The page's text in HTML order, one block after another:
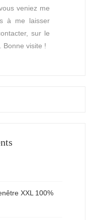
veniez me
à me laisser
sur le
Bonne visite !
XXL 100%